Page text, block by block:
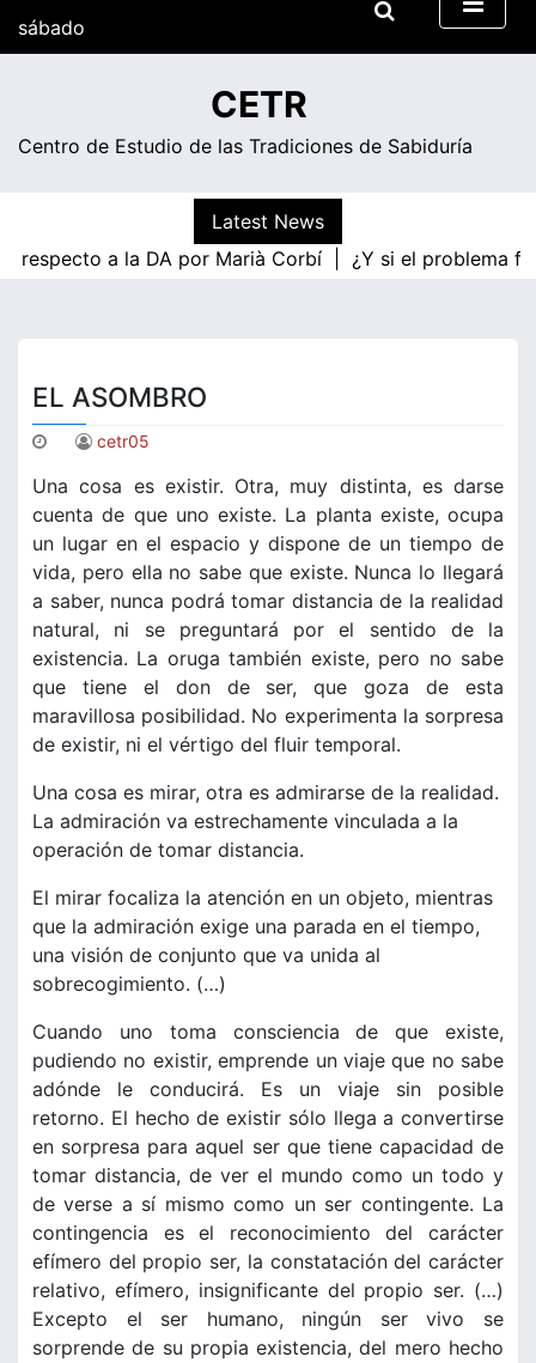
Skip
sábado
CETR
Centro de Estudio de las Tradiciones de Sabiduría
Latest News
respecto a la DA por Marià Corbí |
¿Y si el problema
EL ASOMBRO
cetr05
Una cosa es existir. Otra, muy distinta, es darse
cuenta de que uno existe. La planta existe, ocupa
un lugar en el espacio y dispone de un tiempo de
vida, pero ella no sabe que existe. Nunca lo llegará
a saber, nunca podrá tomar distancia de la realidad
natural, ni se preguntará por el sentido de la
existencia. La oruga también existe, pero no sabe
que tiene el don de ser, que goza de esta
maravillosa posibilidad. No experimenta la sorpresa
de existir, ni el vértigo del fluir temporal.
Una cosa es mirar, otra es admirarse de la realidad.
La admiración va estrechamente vinculada a la
operación de tomar distancia.
El mirar focaliza la atención en un objeto, mientras
que la admiración exige una parada en el tiempo,
una visión de conjunto que va unida al
sobrecogimiento. (…)
Cuando uno toma consciencia de que existe,
pudiendo no existir, emprende un viaje que no sabe
adónde le conducirá. Es un viaje sin posible
retorno. El hecho de existir sólo llega a convertirse
en sorpresa para aquel ser que tiene capacidad de
tomar distancia, de ver el mundo como un todo y
de verse a sí mismo como un ser contingente. La
contingencia es el reconocimiento del carácter
efímero del propio ser, la constatación del carácter
relativo, efímero, insignificante del propio ser. (…)
Excepto el ser humano, ningún ser vivo se
sorprende de su propia existencia, del mero hecho